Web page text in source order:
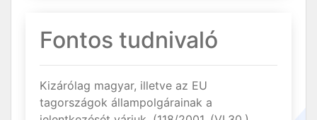
Fontos tudnivaló
Kizárólag magyar, illetve az EU
tagországok állampolgárainak a